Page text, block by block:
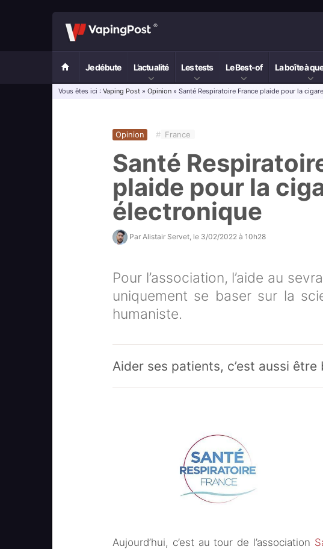
Je débute L’actualité Les tests Le Best-of La boîte à
Vous êtes ici : Vaping Post » Opinion » Santé Respiratoire France plaide pour la
Opinion # France
Santé
plaide pour la
électronique
Par Alistair Servet , le 3/02/2022 à 10h28
Pour l’association, l’aide au
uniquement se baser sur la
humaniste.
Aider ses patients, c’est aussi être
Aujourd’hui, c’est au tour de l’association